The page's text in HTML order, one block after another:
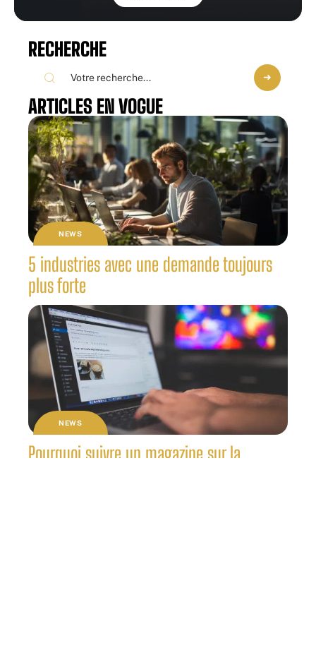
RECHERCHE
ARTICLES EN VOGUE
NEWS
5 industries avec une demande toujours
plus forte
NEWS
Pourquoi suivre un magazine sur la